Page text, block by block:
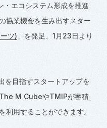
・エコシステム形成を推進
協業機会を生み出すスター
ツ) 」を発足、1月23日より
を目指すスタートアップを
M CubeやTMIPが蓄積
利用することができます。